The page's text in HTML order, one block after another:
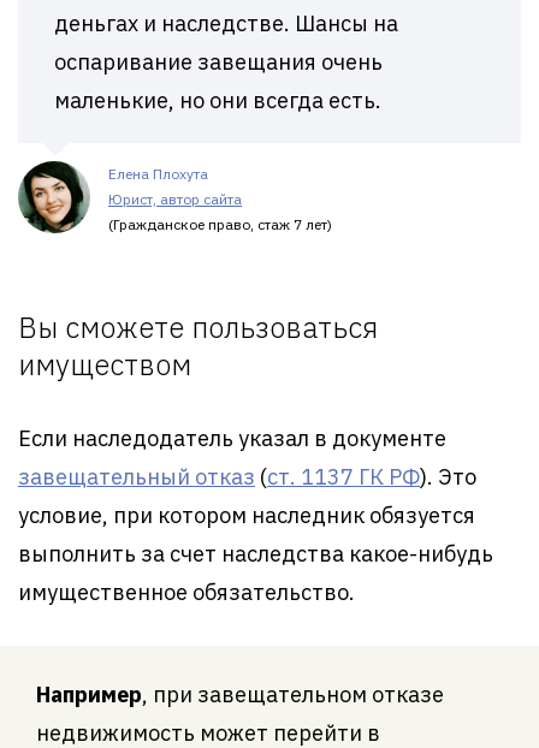
деньгах и наследстве. Шансы на
оспаривание завещания очень
маленькие, но они всегда есть.
Елена Плохута
Юрист, автор сайта
(Гражданское право, стаж 7 лет)
Вы сможете пользоваться
имуществом
Если наследодатель указал в документе
завещательный отказ (ст. 1137 ГК РФ). Это
условие, при котором наследник обязуется
выполнить за счет наследства какое-нибудь
имущественное обязательство.
Например, при завещательном отказе
недвижимость может перейти в